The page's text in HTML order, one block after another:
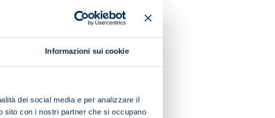
Informazioni sui cookie
dei social media e per analizzare il
sito con i nostri partner che si occupano